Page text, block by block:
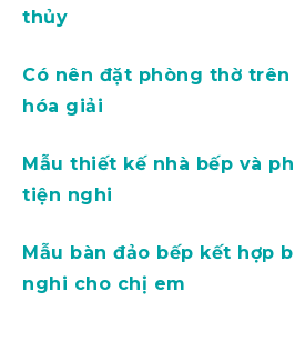
thủy
Có nên đặt phòng thờ trên
hóa giải
Mẫu thiết kế nhà bếp và
tiện nghi
Mẫu bàn đảo bếp kết hợp
nghi cho chị em